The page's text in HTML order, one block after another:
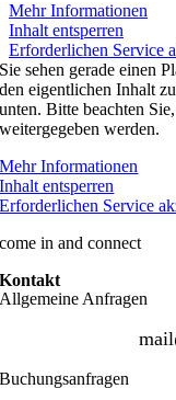
Mehr Informationen
Inhalt entsperren
Erforderlichen Service
Sie sehen gerade einen
den eigentlichen Inhalt
unten. Bitte beachten
weitergegeben werden.
Mehr Informationen
Inhalt entsperren
Erforderlichen Service
come in and connect
Kontakt
Allgemeine Anfragen
Buchungsanfragen